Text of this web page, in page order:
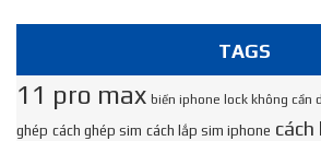
TAGS
11 pro max biến iphone lock không cần
ghép cách ghép sim cách lắp sim iphone cách